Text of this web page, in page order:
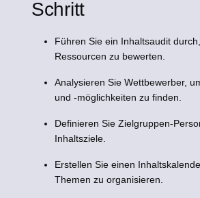
Schritt
Führen Sie ein Inhaltsaudit
Ressourcen zu bewerten.
Analysieren Sie Wettbewerber,
und -möglichkeiten zu finden.
Definieren Sie Zielgruppen-
Inhaltsziele.
Erstellen Sie einen
Themen zu organisieren.